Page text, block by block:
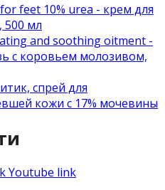
feet 10% urea - крем для
500 мл
and soothing oitment -
с коровьем молозивом,
спрей для
кожи с 17% мочевины
Youtube link